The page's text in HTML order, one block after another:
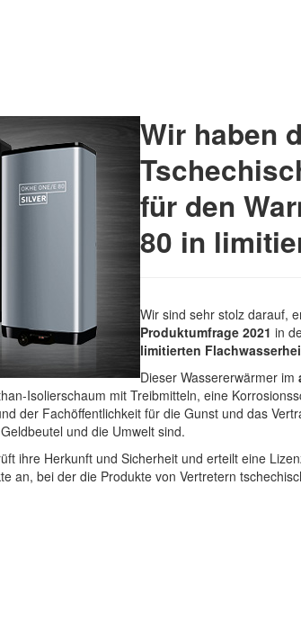
Wir haben
für den
80 in
Wir sind sehr stolz darauf,
Produktumfrage 2021 in
limitierten
Dieser Wassererwärmer im
Isolierschaum mit Treibmitteln, eine
der Fachöffentlichkeit für die Gunst und das
und die Umwelt sind.
ihre Herkunft und Sicherheit und erteilt eine
bei der die Produkte von Vertretern